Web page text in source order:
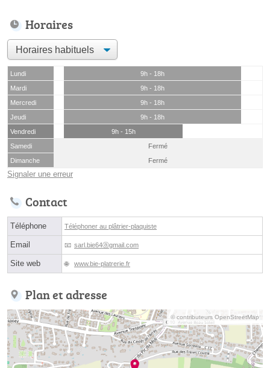
Horaires
Lundi
9h - 18h
Mardi
9h - 18h
Mercredi
9h - 18h
Jeudi
9h - 18h
Vendredi
9h - 15h
Samedi
Fermé
Dimanche
Fermé
Signaler une erreur
Contact
Téléphone Téléphoner au plâtrier-plaquiste
Email sarl.bie64ⓐgmail.com
Site web www.bie-platrerie.fr
Plan et adresse
© contributeurs OpenStreetMap